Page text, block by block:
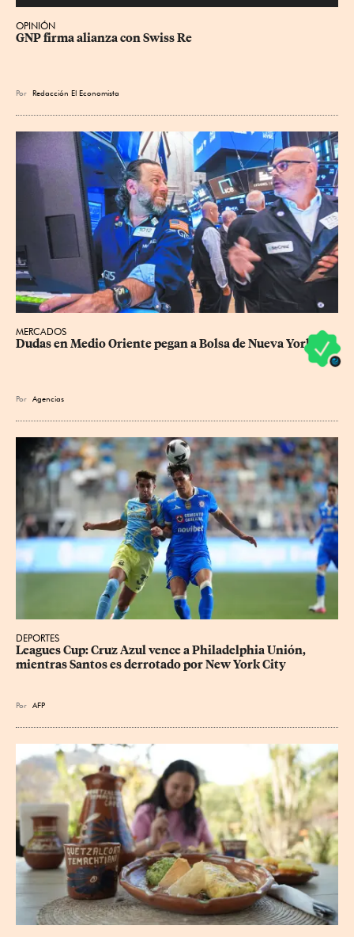
OPINIÓN
GNP firma alianza con Swiss Re
Por Redacción El Economista
MERCADOS
Dudas en Medio Oriente pegan a Bolsa de Nueva York
Por Agencias
DEPORTES
Leagues Cup: Cruz Azul vence a Philadelphia Unión,
mientras Santos es derrotado por New York City
Por AFP